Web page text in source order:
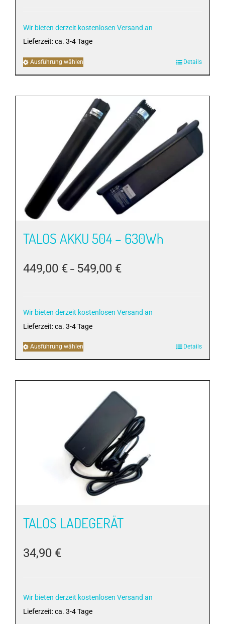
ist:
Wir bieten derzeit kostenlosen Versand an
Lieferzeit:ca. 3-4 Tage
Ausführung wählen
Produkt
mehrere
Varianten
auf.
Die
Optionen
können
auf
der
Produktseite
gewählt
Details
TALOS AKKU 504 – 630Wh
449,00 € – 549,00 €
Wir bieten derzeit kostenlosen Versand an
Lieferzeit:ca. 3-4 Tage
Ausführung wählen
Produkt
Varianten
auf.
Die
können
der
Produktseite
gewählt
Details
TALOS LADEGERÄT
34,90 €
Wir bieten derzeit kostenlosen Versand an
Lieferzeit:ca. 3-4 Tage